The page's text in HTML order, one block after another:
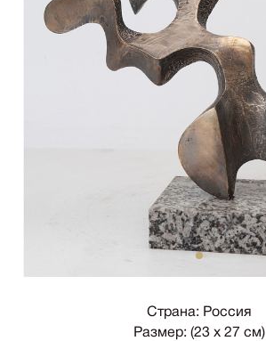
Страна: Россия
Размер: (23 х 27 см)